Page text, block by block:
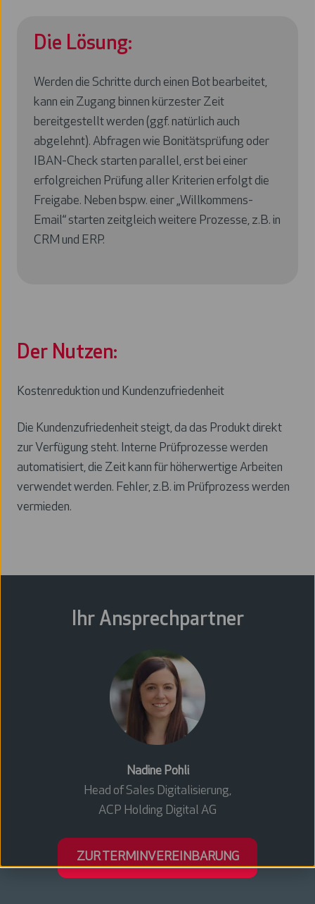
Die Lösung:
Werden die Schritte durch einen Bot bearbeitet,
kann ein Zugang binnen kürzester Zeit
bereitgestellt werden (ggf. natürlich auch
abgelehnt). Abfragen wie Bonitätsprüfung oder
IBAN-Check starten parallel, erst bei einer
erfolgreichen Prüfung aller Kriterien erfolgt die
Freigabe. Neben bspw. einer „Willkommens-
Email“ starten zeitgleich weitere Prozesse, z.B. in
CRM und ERP.
Der Nutzen:
Kostenreduktion und Kundenzufriedenheit
Die Kundenzufriedenheit steigt, da das Produkt direkt
zur Verfügung steht. Interne Prüfprozesse werden
automatisiert, die Zeit kann für höherwertige Arbeiten
verwendet werden. Fehler, z.B. im Prüfprozess werden
vermieden.
Ihr Ansprechpartner
Nadine Pohli
Head of Sales Digitalisierung,
ACP Holding Digital AG
ZUR TERMINVEREINBARUNG